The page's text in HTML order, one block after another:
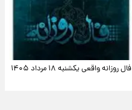
فال روزانه واقعی یکشنبه ۱۸ مرداد ۱۴۰۵